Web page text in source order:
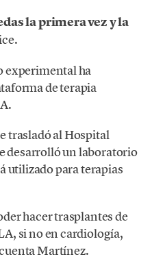
la primera vez y la
experimental ha
de terapia
trasladó al Hospital
desarrolló un laboratorio
utilizado para terapias
hacer trasplantes de
si no en cardiología,
Martínez.